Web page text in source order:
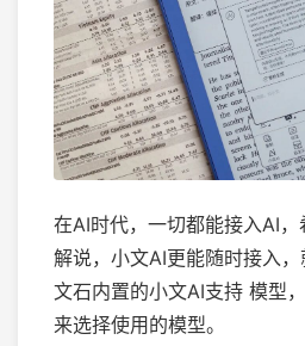
在AI时代，一切都能接入AI
解说，小文AI更能随时接入
文石内置的小文AI支持 模型
来选择使用的模型。